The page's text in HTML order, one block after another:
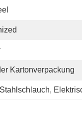
Kartonverpackung
,